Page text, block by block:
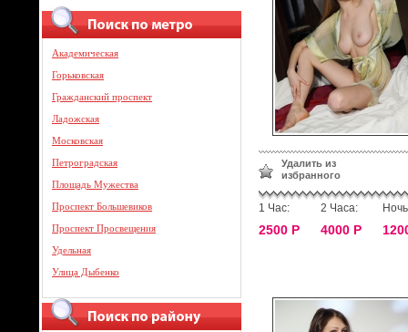
Академическая
Горьковская
Гражданский проспект
Ладожская
Московская
Петроградская
Площадь Мужества
Проспект Большевиков
Проспект Просвещения
Удельная
Улица Дыбенко
Удалить из
избранного
1 Час:
2500 Р
2 Часа:
4000 Р